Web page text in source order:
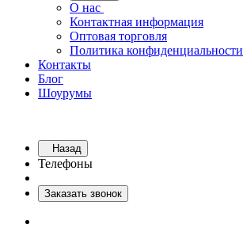
О нас
Контактная информация
Оптовая торговля
Политика конфиденциальности
Контакты
Блог
Шоурумы
Назад
Телефоны
Заказать звонок